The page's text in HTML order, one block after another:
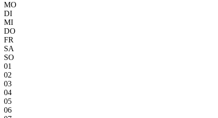
MO
DI
MI
DO
FR
SA
SO
01
02
03
04
05
06